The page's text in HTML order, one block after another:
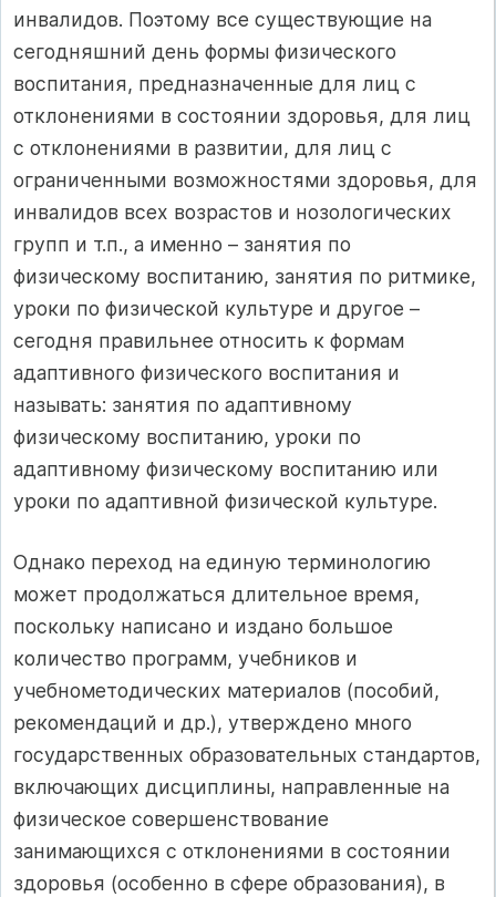
инвалидов. Поэтому все существующие на
сегодняшний день формы физического
воспитания, предназначенные для лиц с
отклонениями в состоянии здоровья, для лиц
с отклонениями в развитии, для лиц с
ограниченными возможностями здоровья, для
инвалидов всех возрастов и нозологических
групп и т.п., а именно – занятия по
физическому воспитанию, занятия по ритмике,
уроки по физической культуре и другое –
сегодня правильнее относить к формам
адаптивного физического воспитания и
называть: занятия по адаптивному
физическому воспитанию, уроки по
адаптивному физическому воспитанию или
уроки по адаптивной физической культуре.
Однако переход на единую терминологию
может продолжаться длительное время,
поскольку написано и издано большое
количество программ, учебников и
учебнометодических материалов (пособий,
рекомендаций и др.), утверждено много
государственных образовательных стандартов,
включающих дисциплины, направленные на
физическое совершенствование
занимающихся с отклонениями в состоянии
здоровья (особенно в сфере образования), в